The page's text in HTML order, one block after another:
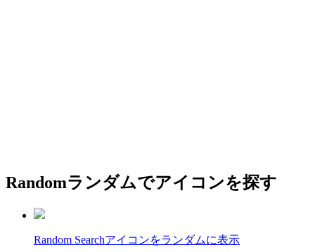
Randomランダムでアイコンを探す
Random Searchアイコンをランダムに表示